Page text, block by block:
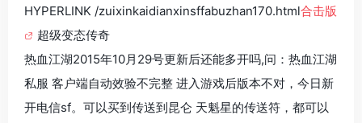
HYPERLINK /zuixinkaidianxinsffabuzhan170.html合击版
超级变态传奇
热血江湖2015年10月29号更新后还能多开吗,问：热血江湖
私服 客户端自动效验不完整 进入游戏后版本不对，今日新
开电信sf。可以买到传送到昆仑 天魁星的传送符，都可以